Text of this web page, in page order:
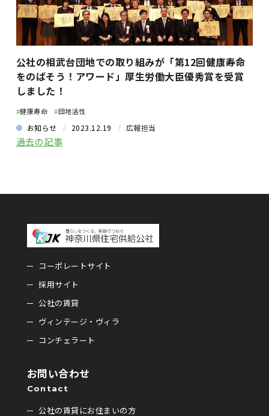
公社の相武台団地での取り組みが「第12回健康寿命
をのばそう！アワード」厚生労働大臣優秀賞を受賞
しました！
#健康寿命 #団地活性
お知らせ 2023.12.19 広報担当
過去の記事
コーポレートサイト
採用サイト
公社の賃貸
ヴィンテージ・ヴィラ
コンチェラート
お問い合わせ
Contact
公社の賃貸にお住まいの方